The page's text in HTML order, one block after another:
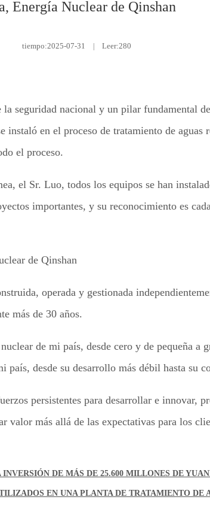
Energía Nuclear de Qinshan
tiempo:2025-07-31 Leer:280
seguridad nacional y un pilar fundamental
en el proceso de tratamiento de aguas
el proceso.
el Sr. Luo, todos los equipos se han
importantes, y su reconocimiento es
operada y gestionada
más de 30 años.
de mi país, desde cero y de pequeña a
país, desde su desarrollo más débil hasta su
persistentes para desarrollar e innovar,
valor más allá de las expectativas para los
DE MÁS DE 25.600 MILLONES DE
EN UNA PLANTA DE TRATAMIENTO DE